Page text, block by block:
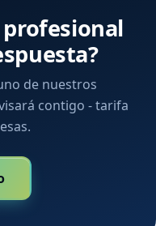
de nuestros
contigo - tarifa